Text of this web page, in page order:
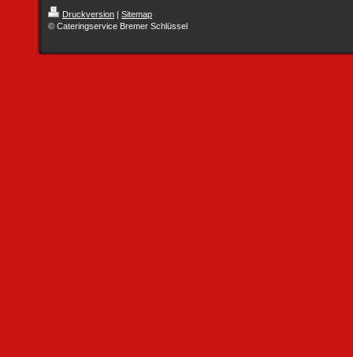
Druckversion | Sitemap
© Cateringservice Bremer Schlüssel